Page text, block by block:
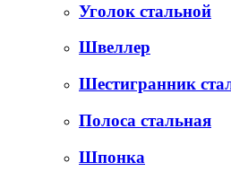
Уголок стальной
Швеллер
Шестигранник
Полоса стальная
Шпонка